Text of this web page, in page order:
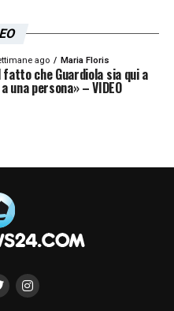
ago Maria Floris
che Guardiola sia qui a
una persona» – VIDEO